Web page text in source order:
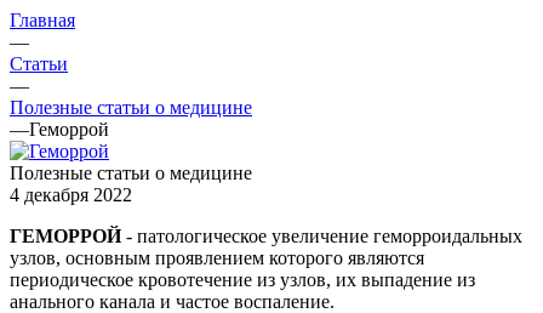
Главная
—
Статьи
—
Полезные статьи о медицине
—Геморрой
Полезные статьи о медицине
4 декабря 2022
ГЕМОРРОЙ- патологическое увеличение геморроидальных
узлов, основным проявлением которого являются
периодическое кровотечение из узлов, их выпадение из
анального канала и частое воспаление.